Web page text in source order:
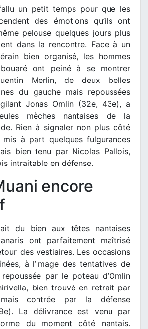
un petit temps pour que les
des émotions qu’ils ont
pelouse quelques jours plus
dans la rencontre. Face à un
bien organisé, les hommes
ont peiné à se montrer
Merlin, de deux belles
du gauche mais repoussées
Jonas Omlin (32e, 43e), a
mèches nantaises de la
Rien à signaler non plus côté
mis à part quelques fulgurances
bien tenu par Nicolas Pallois,
intraitable en défense.
encore
du bien aux têtes nantaises
ont parfaitement maîtrisé
des vestiaires. Les occasions
à l’image des tentatives de
par le poteau d’Omlin
bien trouvé en retrait par
contrée par la défense
La délivrance est venu par
du moment côté nantais.